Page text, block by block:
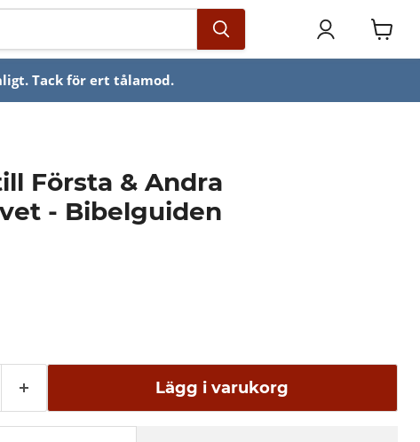
Tack för ert tålamod.
Första & Andra
- Bibelguiden
Lägg i varukorg